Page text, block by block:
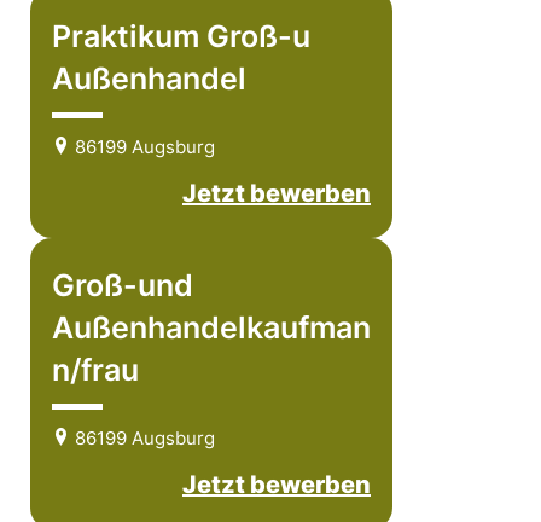
Praktikum Groß-u
Außenhandel
86199 Augsburg
Jetzt bewerben
Groß-und
Außenhandelkaufman
n/frau
86199 Augsburg
Jetzt bewerben